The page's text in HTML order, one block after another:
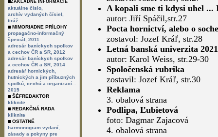
ZÁKLADNÉ INFORMÁCIE
aktuálne číslo,
archív vydaných čísiel,
tiráž
MIMORIADNE PRÍLOHY
propagačno-informačný
špeciál, 2011
adresár baníckych spolkov
a cechov ČR a SR, 2012
adresár baníckych spolkov
a cechov ČR a SR, 2014
adresář hornických,
hutnických a jim příbuzných
spolkú, cechú a organizací...
2015
ŠÉFREDAKTOR
kliknite
REDAKČNÁ RADA
kliknite
OSTATNÉ
harmonogram vydaní
zásady a pokyny pre
A kopali sme ti kdysi uhel
autor: Jiří Spáčil,str.27
Pocta hornictví, alebo o
zostavol: Jozef Kráľ, str.28
Letná banská univerzita 2021
autor: Karol Weiss, str.29-30
Spoločenská rubrika
zostavil: Jozef Kráľ, str.30
Reklama
3. obalová strana
Podlipa, Ľubietová
foto: Dagmar Zajacová
4. obalová strana